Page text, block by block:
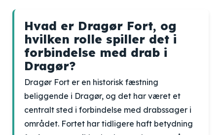
Hvad er Dragør Fort, og
hvilken rolle spiller det i
forbindelse med drab i
Dragør?
Dragør Fort er en historisk fæstning
beliggende i Dragør, og det har været et
centralt sted i forbindelse med drabssager i
området. Fortet har tidligere haft betydning